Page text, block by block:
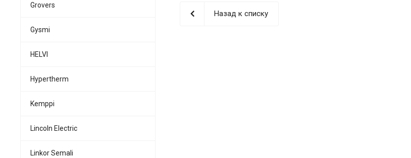
Назад к списку
Grovers
Gysmi
HELVI
Hypertherm
Kemppi
Lincoln Electric
Linkor Semali